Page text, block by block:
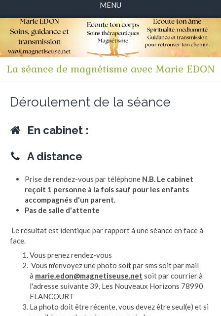
MENU
La séance de magnétisme avec Marie EDON
Déroulement de la séance
En cabinet :
A distance
Prise de rendez-vous par téléphone N.B. Le cabinet
reçoit 1 personne à la fois sauf pour les enfants
accompagnés d'un parent.
Pas de salle d'attente
Le résultat est identique par rapport à une séance en face à
face.
Vous prenez rendez-vous
Vous m'envoyez une photo soit par sms soit par mail
à marie.edon@magnetiseuse.net soit par courrier à
l'adresse suivante 39, Les Nouveaux Horizons 78990
ELANCOURT
La photo doit être récente, vous devez être seul(e) et si